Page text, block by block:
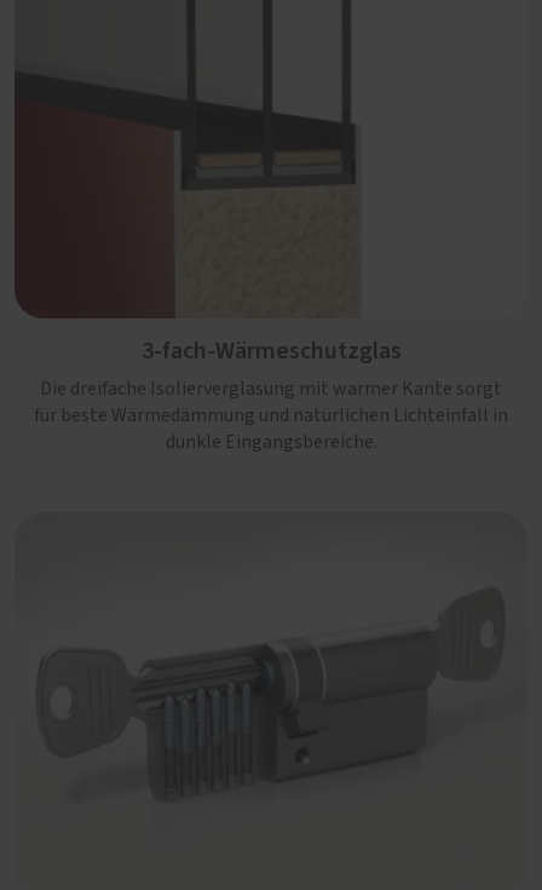
3-fach-Wärmeschutzglas
Die dreifache Isolierverglasung mit warmer Kante sorgt
für beste Wärmedämmung und natürlichen Lichteinfall in
dunkle Eingangsbereiche.